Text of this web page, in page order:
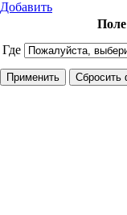
Добавить
Где
Поле